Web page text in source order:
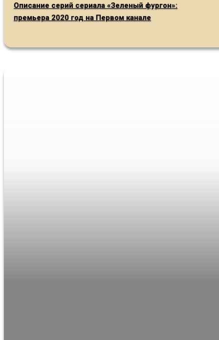
Описание серий сериала «Зеленый фургон»:
премьера 2020 год на Первом канале